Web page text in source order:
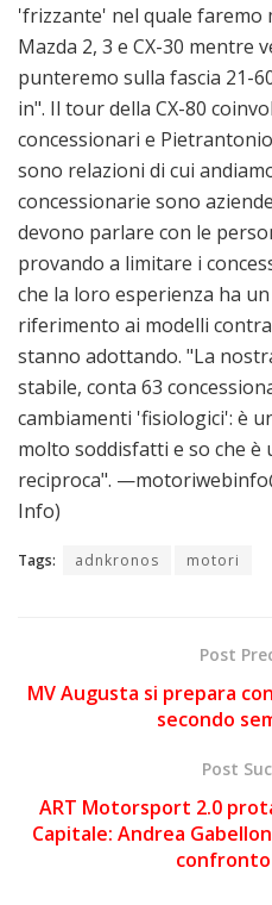
'frizzante' nel quale faremo
Mazda 2, 3 e CX-30 mentre
punteremo sulla fascia 21-
in". Il tour della CX-80
concessionari e
sono relazioni di cui
concessionarie sono
devono parlare con le
provando a limitare i
che la loro esperienza ha
riferimento ai modelli
stanno adottando. "La
stabile, conta 63
cambiamenti 'fisiologici': è
molto soddisfatti e so che è
reciproca".
Info)
Tags: adnkronos motori
Post
MV Augusta si prepara
secondo
Post
ART Motorsport 2.0
Capitale: Andrea
confronto